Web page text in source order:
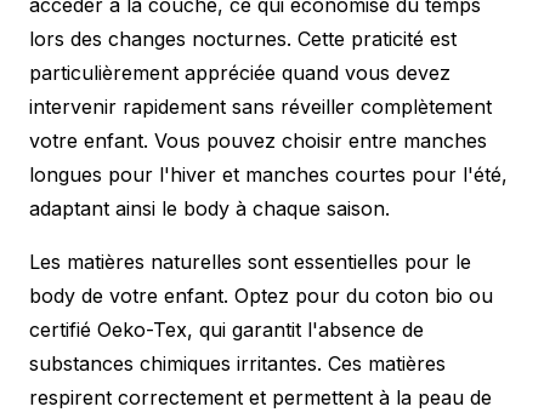
accéder à la couche, ce qui économise du temps
lors des changes nocturnes. Cette praticité est
particulièrement appréciée quand vous devez
intervenir rapidement sans réveiller complètement
votre enfant. Vous pouvez choisir entre manches
longues pour l'hiver et manches courtes pour l'été,
adaptant ainsi le body à chaque saison.
Les matières naturelles sont essentielles pour le
body de votre enfant. Optez pour du coton bio ou
certifié Oeko-Tex, qui garantit l'absence de
substances chimiques irritantes. Ces matières
respirent correctement et permettent à la peau de